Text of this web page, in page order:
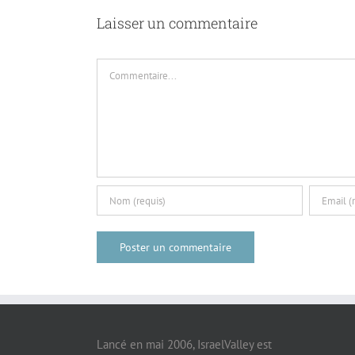
Laisser un commentaire
Lancé en mai 2006, IsraelValley est